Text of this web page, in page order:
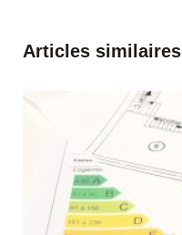
Articles similaires